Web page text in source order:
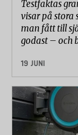
Testfaktas
visar på stora
man fått till
godast – och
19 JUNI